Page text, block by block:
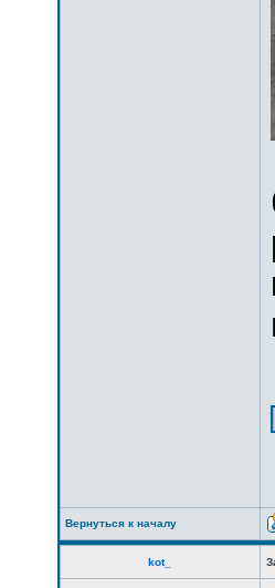
Вернуться к началу
kot_